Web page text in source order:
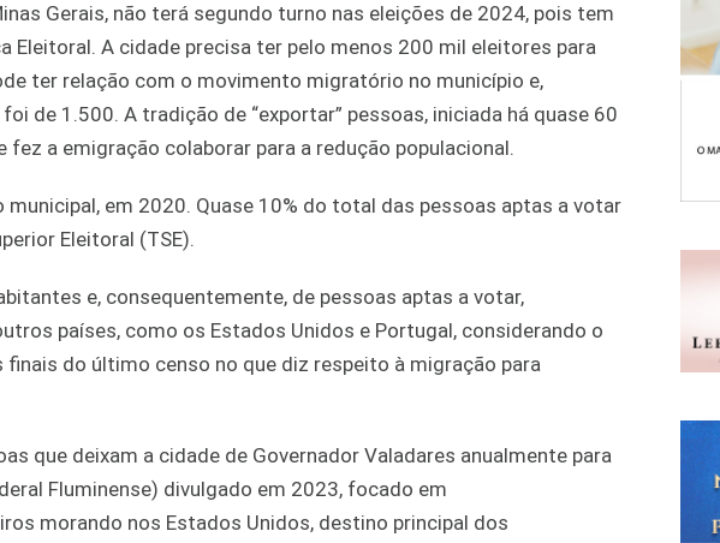
Gerais, não terá segundo turno nas eleições de 2024, pois tem
A cidade precisa ter pelo menos 200 mil eleitores para
ter relação com o movimento migratório no município e,
de 1.500. A tradição de “exportar” pessoas, iniciada há quase 60
a emigração colaborar para a redução populacional.
em 2020. Quase 10% do total das pessoas aptas a votar
Eleitoral (TSE).
e, consequentemente, de pessoas aptas a votar,
países, como os Estados Unidos e Portugal, considerando o
do último censo no que diz respeito à migração para
que deixam a cidade de Governador Valadares anualmente para
Fluminense) divulgado em 2023, focado em
morando nos Estados Unidos, destino principal dos